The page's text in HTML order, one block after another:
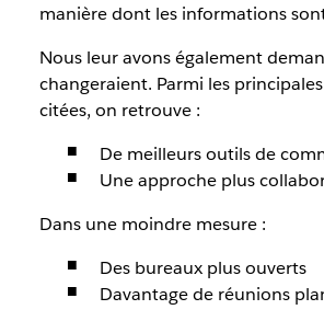
manière dont les informations
Nous leur avons également
changeraient. Parmi les
citées, on retrouve :
De meilleurs outils de
Une approche plus
Dans une moindre mesure :
Des bureaux plus ouverts
Davantage de réunions